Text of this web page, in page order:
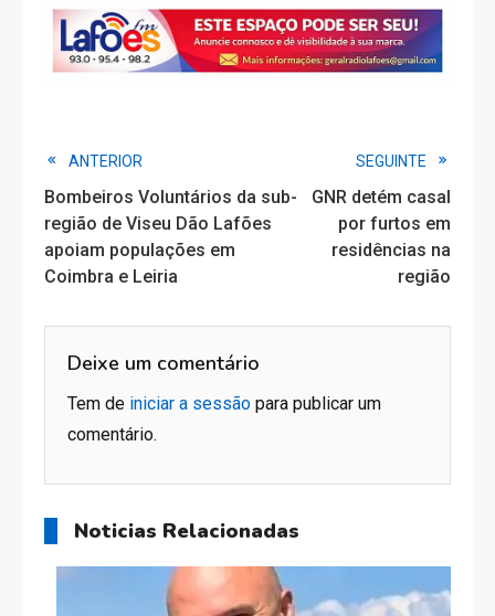
Read
more
articles
ANTERIOR
Bombeiros Voluntários da sub-
região de Viseu Dão Lafões
apoiam populações em
Coimbra e Leiria
SEGUINTE
GNR detém casal
por furtos em
residências na
região
Deixe um comentário
Tem de iniciar a sessão para publicar um
comentário.
Noticias Relacionadas